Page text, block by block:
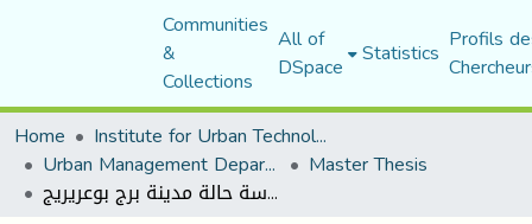
Communities
&
Collections
All of
DSpace Statistics Profils
Home
Institute for Urban Technology Management
Urban Management Department Master Thesis
اثار التوسع العمراني على المدينة - دراسة حالة مدينة برج بوعريريج